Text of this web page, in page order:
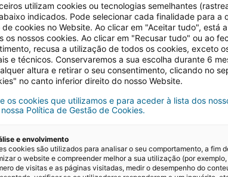
da banca?
à venda por um valor mais baixo, o que
utilizam cookies ou tecnologias semelhantes
indicados. Pode selecionar cada finalidade para a
cookies no Website. Ao clicar em "Aceitar tudo", está
os nossos cookies. Ao clicar em "Recusar tudo" ou ao
recusa a utilização de todos os cookies, exceto
e técnicos. Conservaremos a sua escolha durante 6
altura e retirar o seu consentimento, clicando no
no canto inferior direito do nosso Website.
os cookies que utilizamos e para aceder à lista dos
Política de Gestão de Cookies.
e envolvimento
cookies são utilizados para analisar o seu comportamento, a fim
o website e compreender melhor a sua utilização (por
de visitas e as páginas visitadas, medir o desempenho do